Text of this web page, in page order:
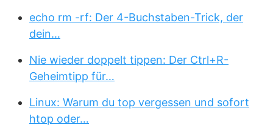
echo rm -rf: Der 4-Buchstaben-Trick, der
dein…
Nie wieder doppelt tippen: Der Ctrl+R-
Geheimtipp für…
Linux: Warum du top vergessen und sofort
htop oder…